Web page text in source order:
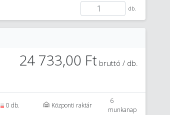
db.
24 733,00 Ft bruttó / db.
0 db. Központi raktár
6
munkanap